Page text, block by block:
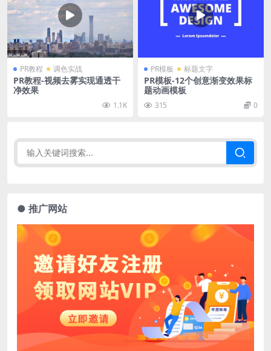
PR教程 调色实战
PR教程-视频去雾实现通透干
净效果
1.1K
PR模板 标题文字
PR模板-12个创意渐变效果标
题动画模板
315 0
● 推广网站